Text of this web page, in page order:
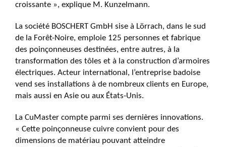
croissante », explique M. Kunzelmann.
La société BOSCHERT GmbH sise à Lörrach, dans le sud
de la Forêt-Noire, emploie 125 personnes et fabrique
des poinçonneuses destinées, entre autres, à la
transformation des tôles et à la construction d’armoires
électriques. Acteur international, l’entreprise badoise
vend ses installations à de nombreux clients en Europe,
mais aussi en Asie ou aux États-Unis.
La CuMaster compte parmi ses dernières innovations.
« Cette poinçonneuse cuivre convient pour des
dimensions de matériau pouvant atteindre